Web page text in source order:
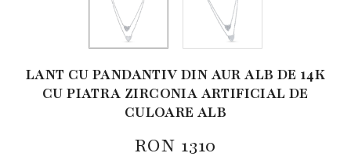
LANT CU PANDANTIV DIN AUR ALB DE 14K
CU PIATRA ZIRCONIA ARTIFICIAL DE
CULOARE ALB
RON 1310